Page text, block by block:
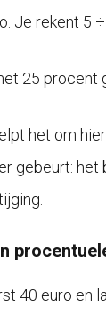
Je rekent 5 ÷
25 procent
het om
gebeurt: het
40 euro en